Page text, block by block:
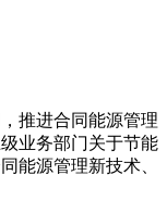
推进合同能源管理
业务部门关于节能
能源管理新技术、